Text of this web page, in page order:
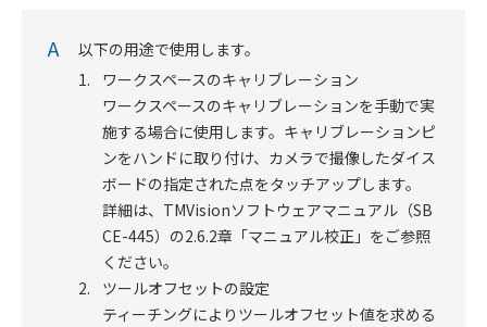
A
以下の用途で使用します。
1.
ワークスペースのキャリブレーション
ワークスペースのキャリブレーションを手動で実
施する場合に使用します。キャリブレーションピ
ンをハンドに取り付け、カメラで撮像したダイス
ボードの指定された点をタッチアップします。
詳細は、TMVisionソフトウェアマニュアル（SB
CE-445）の2.6.2章「マニュアル校正」をご参照
ください。
2.
ツールオフセットの設定
ティーチングによりツールオフセット値を求める